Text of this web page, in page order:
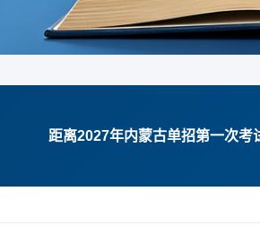
距离2027年内蒙古单招第一次考